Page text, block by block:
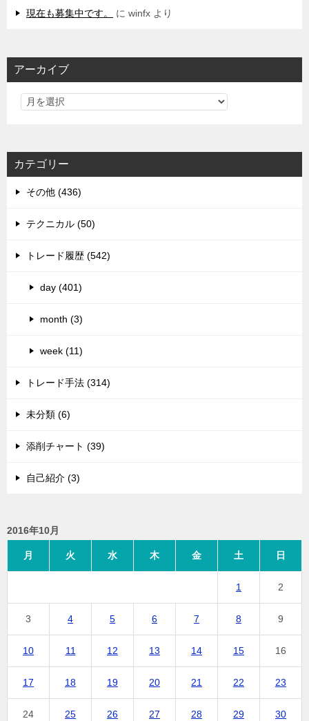
現在も募集中です。 に winfx より
アーカイブ
カテゴリー
その他 (436)
テクニカル (50)
トレード履歴 (542)
day (401)
month (3)
week (11)
トレード手法 (314)
未分類 (6)
添削チャート (39)
自己紹介 (3)
2016年10月
月 火 水 木 金 土 日
1 2
3 4 5 6 7 8 9
10 11 12 13 14 15 16
17 18 19 20 21 22 23
24 25 26 27 28 29 30